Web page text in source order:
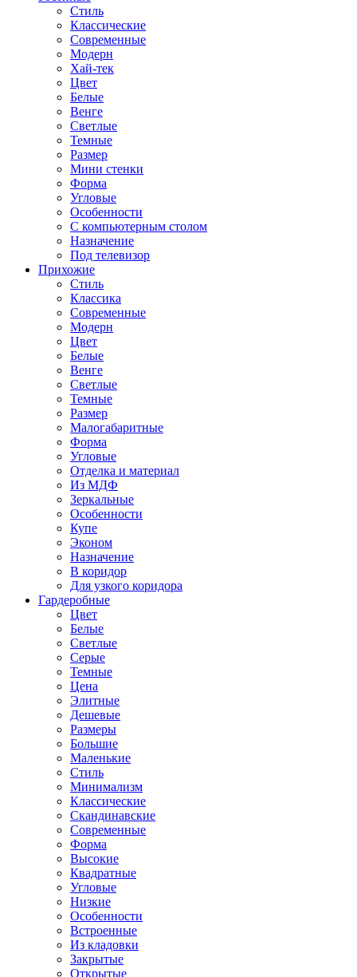
Стиль
Классические
Современные
Модерн
Хай-тек
Цвет
Белые
Венге
Светлые
Темные
Размер
Мини стенки
Форма
Угловые
Особенности
С компьютерным столом
Назначение
Под телевизор
Прихожие
Стиль
Классика
Современные
Модерн
Цвет
Белые
Венге
Светлые
Темные
Размер
Малогабаритные
Форма
Угловые
Отделка и материал
Из МДФ
Зеркальные
Особенности
Купе
Эконом
Назначение
В коридор
Для узкого коридора
Гардеробные
Цвет
Белые
Светлые
Серые
Темные
Цена
Элитные
Дешевые
Размеры
Большие
Маленькие
Стиль
Минимализм
Классические
Скандинавские
Современные
Форма
Высокие
Квадратные
Угловые
Низкие
Особенности
Встроенные
Из кладовки
Закрытые
Открытые